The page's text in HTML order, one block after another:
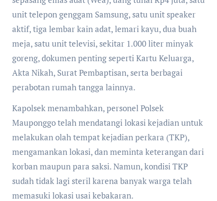
unit telepon genggam Samsung, satu unit speaker
aktif, tiga lembar kain adat, lemari kayu, dua buah
meja, satu unit televisi, sekitar 1.000 liter minyak
goreng, dokumen penting seperti Kartu Keluarga,
Akta Nikah, Surat Pembaptisan, serta berbagai
perabotan rumah tangga lainnya.
Kapolsek menambahkan, personel Polsek
Mauponggo telah mendatangi lokasi kejadian untuk
melakukan olah tempat kejadian perkara (TKP),
mengamankan lokasi, dan meminta keterangan dari
korban maupun para saksi. Namun, kondisi TKP
sudah tidak lagi steril karena banyak warga telah
memasuki lokasi usai kebakaran.